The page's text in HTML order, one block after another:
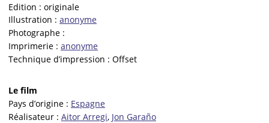
Edition : originale
Illustration : anonyme
Photographe :
Imprimerie : anonyme
Technique d’impression : Offset
Le film
Pays d’origine : Espagne
Réalisateur : Aitor Arregi, Jon Garaño